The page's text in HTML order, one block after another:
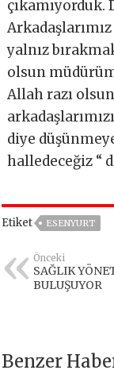
yalnız
olsun
Allah razı
diye
halledeceğiz “
Etiket ESENYURT
Önceki
SAĞLIK
BULUŞUYOR
Benzer